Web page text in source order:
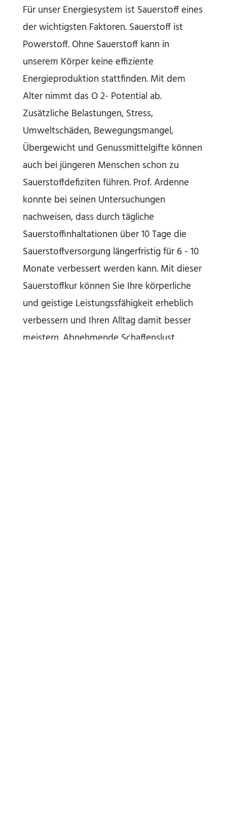
Für unser Energiesystem ist Sauerstoff eines
der wichtigsten Faktoren. Sauerstoff ist
Powerstoff. Ohne Sauerstoff kann in
unserem Körper keine effiziente
Energieproduktion stattfinden. Mit dem
Alter nimmt das O 2- Potential ab.
Zusätzliche Belastungen, Stress,
Umweltschäden, Bewegungsmangel,
Übergewicht und Genussmittelgifte können
auch bei jüngeren Menschen schon zu
Sauerstoffdefiziten führen. Prof. Ardenne
konnte bei seinen Untersuchungen
nachweisen, dass durch tägliche
Sauerstoffinhaltationen über 10 Tage die
Sauerstoffversorgung längerfristig für 6 - 10
Monate verbessert werden kann. Mit dieser
Sauerstoffkur können Sie Ihre körperliche
und geistige Leistungssfähigkeit erheblich
verbessern und Ihren Alltag damit besser
meistern .Abnehmende Schaffenslust,